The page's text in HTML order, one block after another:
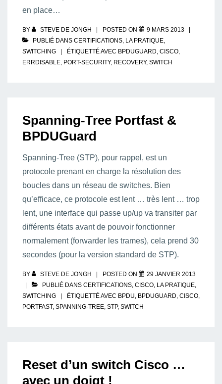
en place…
BY STEVE DE JONGH POSTED ON
9 MARS 2013
PUBLIÉ DANS CERTIFICATIONS LA PRATIQUE
SWITCHING
ÉTIQUETTÉ AVEC BPDUGUARD CISCO
ERRDISABLE PORT-SECURITY, RECOVERY, SWITCH
Spanning-Tree Portfast &
BPDUGuard
Spanning-Tree (STP), pour rappel, est un
protocole prenant en charge la résolution des
boucles dans un réseau de switches. Bien
qu’efficace, ce protocole est lent … très lent … trop
lent, une interface qui passe up/up va transiter par
différents états avant de pouvoir fonctionner
normalement (forwarder les trames), cela prend 30
secondes (pour la version standard de STP).
BY STEVE DE JONGH POSTED ON
29 JANVIER 2013
PUBLIÉ DANS CERTIFICATIONS CISCO LA PRATIQUE
SWITCHING
ÉTIQUETTÉ AVEC BPDU BPDUGUARD CISCO
PORTFAST, SPANNING-TREE STP, SWITCH
Reset d’un switch Cisco …
avec un doigt !